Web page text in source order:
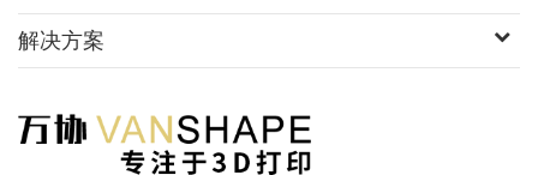
解决方案